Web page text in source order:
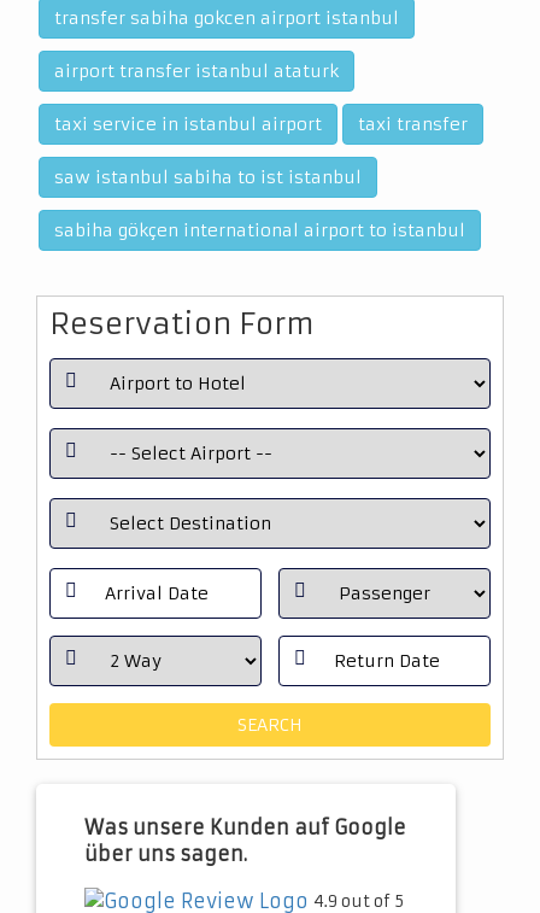
transfer sabiha gokcen airport istanbul
airport transfer istanbul ataturk
taxi service in istanbul airport taxi transfer
saw istanbul sabiha to ist istanbul
sabiha gökçen international airport to istanbul
Reservation Form
Was unsere Kunden auf Google
über uns sagen.
4.9 out of 5